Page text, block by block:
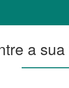
a sua